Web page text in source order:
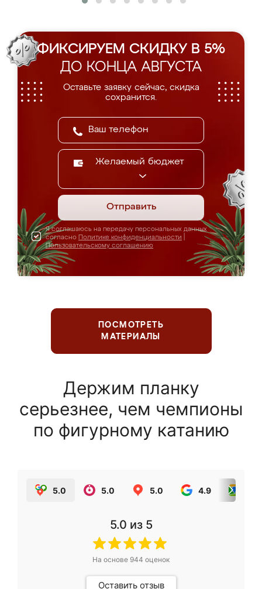
ФИКСИРУЕМ СКИДКУ В 5%
ДО КОНЦА АВГУСТА
Оставьте заявку сейчас, скидка
сохранится.
Желаемый бюджет
Отправить
Я соглашаюсь на передачу персональных данных
согласно Политике конфиденциальности
Пользовательскому соглашению
ПОСМОТРЕТЬ
МАТЕРИАЛЫ
Держим планку
серьезнее, чем чемпионы
по фигурному катанию
5.0 5.0 5.0 4.9
5.0 из 5
На основе 944 оценок
Оставить отзыв